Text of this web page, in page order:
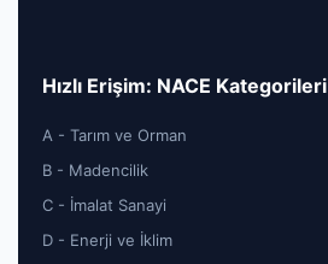
Hızlı Erişim: NACE Kategorileri
A - Tarım ve Orman
B - Madencilik
C - İmalat Sanayi
D - Enerji ve İklim